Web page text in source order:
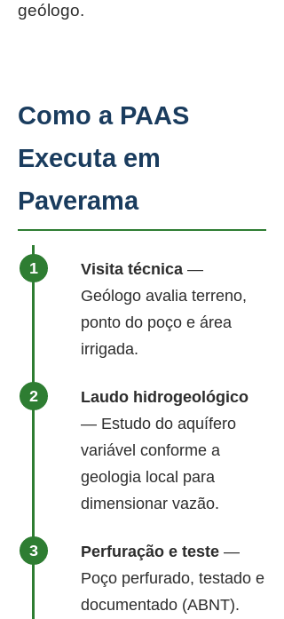
geólogo.
Como a PAAS
Executa em
Paverama
Visita técnica —
Geólogo avalia terreno,
ponto do poço e área
irrigada.
Laudo hidrogeológico
— Estudo do aquífero
variável conforme a
geologia local para
dimensionar vazão.
Perfuração e teste —
Poço perfurado, testado e
documentado (ABNT).